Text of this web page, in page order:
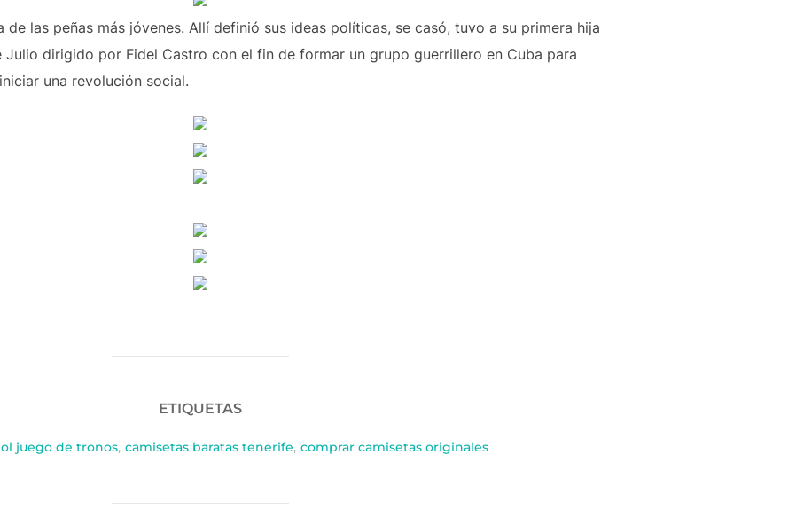
de las peñas más jóvenes. Allí definió sus ideas políticas, se casó, tuvo a su primera hija
dirigido por Fidel Castro con el fin de formar un grupo guerrillero en Cuba para
una revolución social.
ETIQUETAS
juego de tronos, camisetas baratas tenerife, comprar camisetas originales